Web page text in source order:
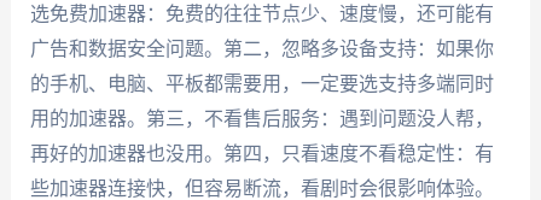
选免费加速器：免费的往往节点少、速度慢，还可能有
广告和数据安全问题。第二，忽略多设备支持：如果你
的手机、电脑、平板都需要用，一定要选支持多端同时
用的加速器。第三，不看售后服务：遇到问题没人帮，
再好的加速器也没用。第四，只看速度不看稳定性：有
些加速器连接快，但容易断流，看剧时会很影响体验。